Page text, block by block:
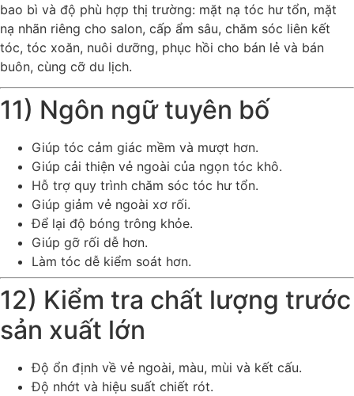
bao bì và độ phù hợp thị trường: mặt nạ tóc hư tổn, mặt
nạ nhãn riêng cho salon, cấp ẩm sâu, chăm sóc liên kết
tóc, tóc xoăn, nuôi dưỡng, phục hồi cho bán lẻ và bán
buôn, cùng cỡ du lịch.
11) Ngôn ngữ tuyên bố
Giúp tóc cảm giác mềm và mượt hơn.
Giúp cải thiện vẻ ngoài của ngọn tóc khô.
Hỗ trợ quy trình chăm sóc tóc hư tổn.
Giúp giảm vẻ ngoài xơ rối.
Để lại độ bóng trông khỏe.
Giúp gỡ rối dễ hơn.
Làm tóc dễ kiểm soát hơn.
12) Kiểm tra chất lượng trước
sản xuất lớn
Độ ổn định về vẻ ngoài, màu, mùi và kết cấu.
Độ nhớt và hiệu suất chiết rót.